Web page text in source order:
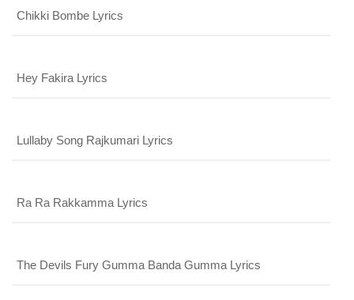
Chikki Bombe Lyrics
Hey Fakira Lyrics
Lullaby Song Rajkumari Lyrics
Ra Ra Rakkamma Lyrics
The Devils Fury Gumma Banda Gumma Lyrics